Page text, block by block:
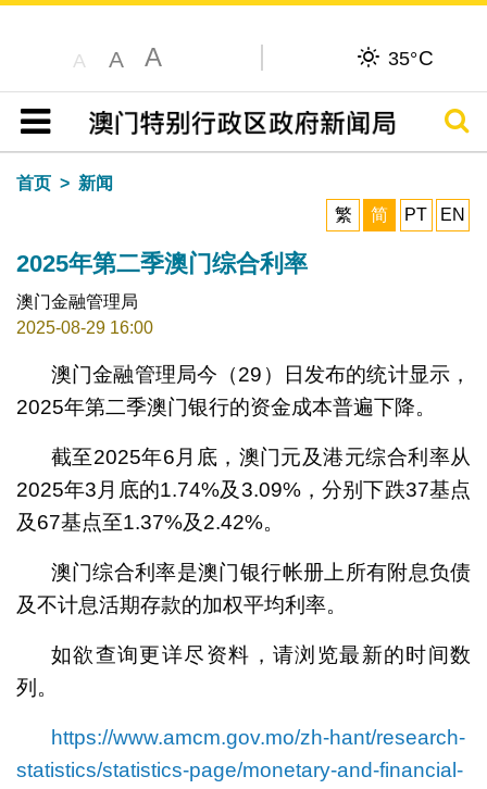
A A A 35°C
目录
搜寻
首页
新闻
繁
简 PT EN
2025年第二季澳门综合利率
澳门金融管理局
2025-08-29 16:00
澳门金融管理局今（29）日发布的统计显示，
2025年第二季澳门银行的资金成本普遍下降。
截至2025年6月底，澳门元及港元综合利率从
2025年3月底的1.74%及3.09%，分别下跌37基点
及67基点至1.37%及2.42%。
澳门综合利率是澳门银行帐册上所有附息负债
及不计息活期存款的加权平均利率。
如欲查询更详尽资料，请浏览最新的时间数
列。
https://www.amcm.gov.mo/zh-hant/research-
statistics/statistics-page/monetary-and-financial-